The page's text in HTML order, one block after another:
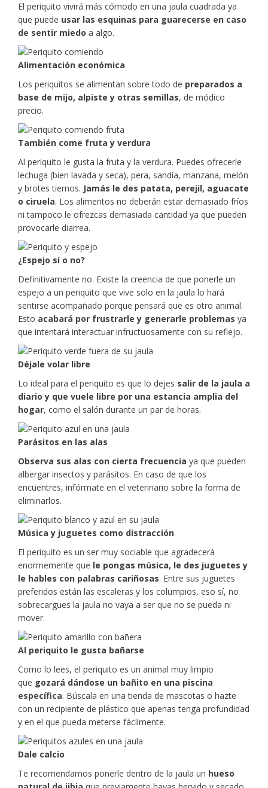
El periquito vivirá más cómodo en una jaula cuadrada ya
que puede usar las esquinas para guarecerse en caso
de sentir miedo a algo.
Alimentación económica
Los periquitos se alimentan sobre todo de preparados a
base de mijo, alpiste y otras semillas, de módico
precio.
También come fruta y verdura
Al periquito le gusta la fruta y la verdura. Puedes ofrecerle
lechuga (bien lavada y seca), pera, sandía, manzana, melón
y brotes tiernos. Jamás le des patata, perejil, aguacate
o ciruela. Los alimentos no deberán estar demasiado fríos
ni tampoco le ofrezcas demasiada cantidad ya que pueden
provocarle diarrea.
¿Espejo sí o no?
Definitivamente no. Existe la creencia de que ponerle un
espejo a un periquito que vive solo en la jaula lo hará
sentirse acompañado porque pensará que es otro animal.
Esto acabará por frustrarle y generarle problemas ya
que intentará interactuar infructuosamente con su reflejo.
Déjale volar libre
Lo ideal para el periquito es que lo dejes salir de la jaula a
diario y que vuele libre por una estancia amplia del
hogar, como el salón durante un par de horas.
Parásitos en las alas
Observa sus alas con cierta frecuencia ya que pueden
albergar insectos y parásitos. En caso de que los
encuentres, infórmate en el veterinario sobre la forma de
eliminarlos.
Música y juguetes como distracción
El periquito es un ser muy sociable que agradecerá
enormemente que le pongas música, le des juguetes y
le hables con palabras cariñosas. Entre sus juguetes
preferidos están las escaleras y los columpios, eso sí, no
sobrecargues la jaula no vaya a ser que no se pueda ni
mover.
Al periquito le gusta bañarse
Como lo lees, el periquito es un animal muy limpio
que gozará dándose un bañito en una piscina
específica. Búscala en una tienda de mascotas o hazte
con un recipiente de plástico que apenas tenga profundidad
y en el que pueda meterse fácilmente.
Dale calcio
Te recomendamos ponerle dentro de la jaula un hueso